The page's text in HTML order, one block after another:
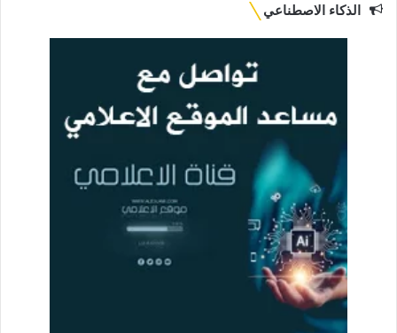
الذكاء الاصطناعي